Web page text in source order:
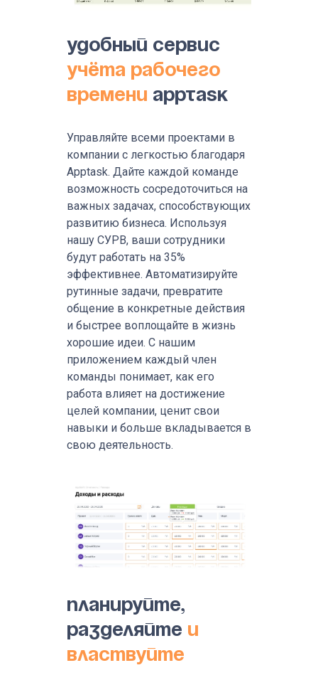
Удобный сервис
учёта рабочего
времени AppTask
Управляйте всеми проектами в
компании с легкостью благодаря
Apptask. Дайте каждой команде
возможность сосредоточиться на
важных задачах, способствующих
развитию бизнеса. Используя
нашу СУРВ, ваши сотрудники
будут работать на 35%
эффективнее. Автоматизируйте
рутинные задачи, превратите
общение в конкретные действия
и быстрее воплощайте в жизнь
хорошие идеи. С нашим
приложением каждый член
команды понимает, как его
работа влияет на достижение
целей компании, ценит свои
навыки и больше вкладывается в
свою деятельность.
Планируйте,
разделяйте и
властвуйте